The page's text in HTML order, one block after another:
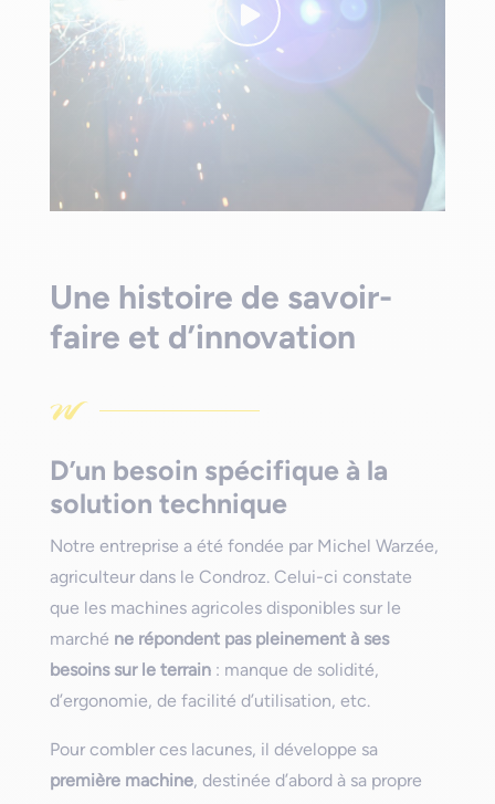
Une histoire de savoir-
faire et d’innovation
D’un besoin spécifique à la
solution technique
Notre entreprise a été fondée par Michel Warzée,
agriculteur dans le Condroz. Celui-ci constate
que les machines agricoles disponibles sur le
marché ne répondent pas pleinement à ses
besoins sur le terrain: manque de solidité,
d’ergonomie, de facilité d’utilisation, etc.
Pour combler ces lacunes, il développe sa
première machine, destinée d’abord à sa propre